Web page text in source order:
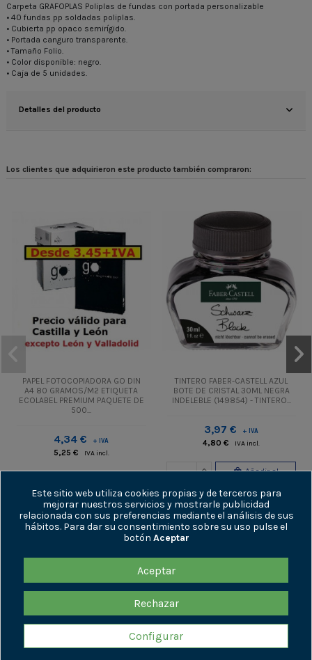
Carpeta GRAFOPLAS Poliplas de fundas con portada personalizable
• 40 fundas pp soldadas poliplas.
• Cubierta pp opaco semirígido.
• Portada canguro transparente.
• Tamaño Folio.
• Color disponible: negro.
• Caja de 5 unidades.
Detalles del producto
Los clientes que adquirieron este producto también compraron:
PAPEL FOTOCOPIADORA GO DIN
A4 80 GRAMOS/M2 ETIQUETA
ECOLABEL PREMIUM PAQUETE DE
500...
4,34 € + IVA
5,25 € IVA incl.
carrito
TINTERO FABER-CASTELL AZUL
BOTE DE CRISTAL 30ML NEGRA
INDELEBLE (149854) - TINTERO...
3,97 € + IVA
4,80 € IVA incl.
Añadir al
Este sitio web utiliza cookies propias y de terceros para
mejorar nuestros servicios y mostrarle publicidad
relacionada con sus preferencias mediante el análisis de sus
hábitos. Para dar su consentimiento sobre su uso pulse el
botón Aceptar
Aceptar
Rechazar
Configurar